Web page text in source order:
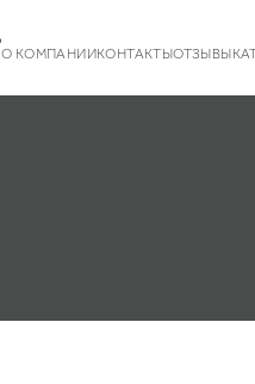
О КОМПАНИИКОНТАКТЫОТЗЫВЫ